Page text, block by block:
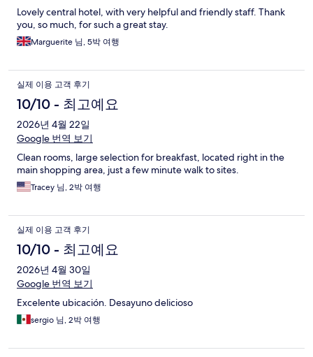
Lovely central hotel, with very helpful and friendly staff. Thank
you, so much, for such a great stay.
Marguerite 님, 5박 여행
실제 이용 고객 후기
10/10 - 최고예요
2026년 4월 22일
Google 번역 보기
Clean rooms, large selection for breakfast, located right in the
main shopping area, just a few minute walk to sites.
Tracey 님, 2박 여행
실제 이용 고객 후기
10/10 - 최고예요
2026년 4월 30일
Google 번역 보기
Excelente ubicación. Desayuno delicioso
sergio 님, 2박 여행